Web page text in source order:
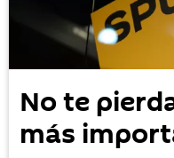
No te
más